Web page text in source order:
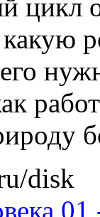
цикл
какую
disk